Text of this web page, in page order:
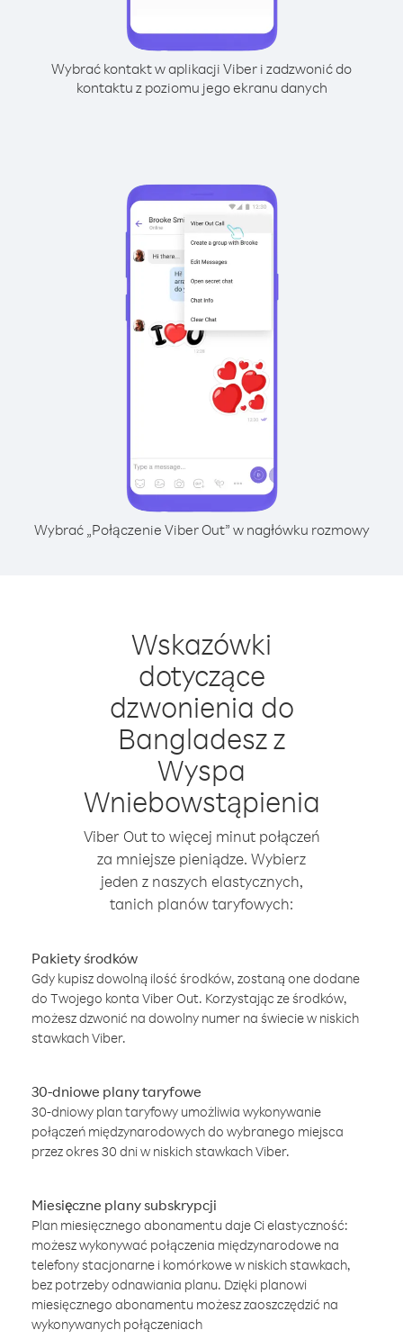
Wybrać kontakt w aplikacji Viber i zadzwonić do
kontaktu z poziomu jego ekranu danych
Wybrać „Połączenie Viber Out” w nagłówku rozmowy
Wskazówki
dotyczące
dzwonienia do
Bangladesz z
Wyspa
Wniebowstąpienia
Viber Out to więcej minut połączeń
za mniejsze pieniądze. Wybierz
jeden z naszych elastycznych,
tanich planów taryfowych:
Pakiety środków
Gdy kupisz dowolną ilość środków, zostaną one dodane
do Twojego konta Viber Out. Korzystając ze środków,
możesz dzwonić na dowolny numer na świecie w niskich
stawkach Viber.
30-dniowe plany taryfowe
30-dniowy plan taryfowy umożliwia wykonywanie
połączeń międzynarodowych do wybranego miejsca
przez okres 30 dni w niskich stawkach Viber.
Miesięczne plany subskrypcji
Plan miesięcznego abonamentu daje Ci elastyczność:
możesz wykonywać połączenia międzynarodowe na
telefony stacjonarne i komórkowe w niskich stawkach,
bez potrzeby odnawiania planu. Dzięki planowi
miesięcznego abonamentu możesz zaoszczędzić na
wykonywanych połączeniach